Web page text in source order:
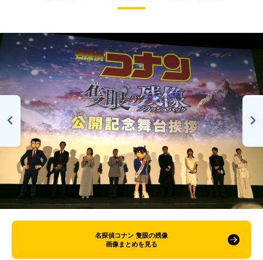
名探偵コナン 隻眼の残像
画像まとめを見る